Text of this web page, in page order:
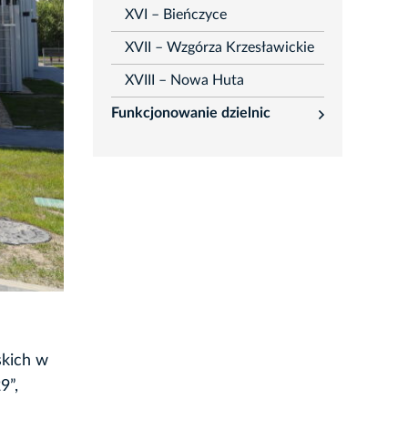
w
XVI – Bieńczyce
XVII – Wzgórza Krzesławickie
XVIII – Nowa Huta
Funkcjonowanie dzielnic
rozwiń